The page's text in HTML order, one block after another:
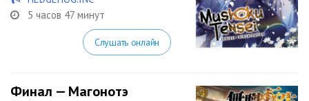
5 часов 47 минут
Слушать онлайн
Финал — Магонотэ